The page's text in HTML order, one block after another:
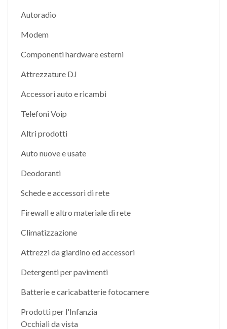
Autoradio
Modem
Componenti hardware esterni
Attrezzature DJ
Accessori auto e ricambi
Telefoni Voip
Altri prodotti
Auto nuove e usate
Deodoranti
Schede e accessori di rete
Firewall e altro materiale di rete
Climatizzazione
Attrezzi da giardino ed accessori
Detergenti per pavimenti
Batterie e caricabatterie fotocamere
Prodotti per l'Infanzia
Occhiali da vista